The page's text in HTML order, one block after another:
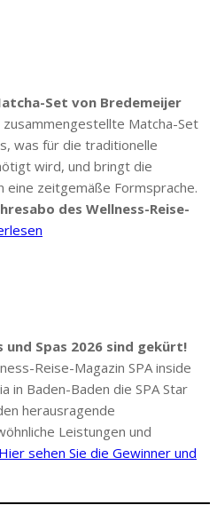
Set von Bredemeijer
Matcha-Set
was für die traditionelle
wird, und bringt die
zeitgemäße Formsprache.
des Wellness-Reise-
Spas 2026 sind gekürt!
Reise-Magazin SPA inside
in Baden-Baden die SPA Star
herausragende
Leistungen und
Hier sehen Sie die Gewinner und